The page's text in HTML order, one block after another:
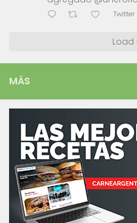
Twitter
Load
MÁS